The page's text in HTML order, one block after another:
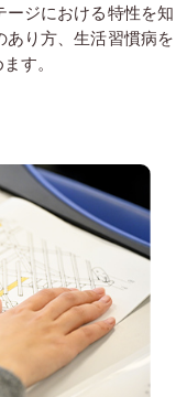
ジにおける特性を知
あり方、生活習慣病を
す。